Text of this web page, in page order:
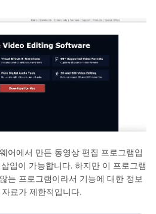
에서 만든 동영상 편집 프로그램입
입이 가능합니다. 하지만 이 프로그램
는 프로그램이라서 기능에 대한 정보
료가 제한적입니다.